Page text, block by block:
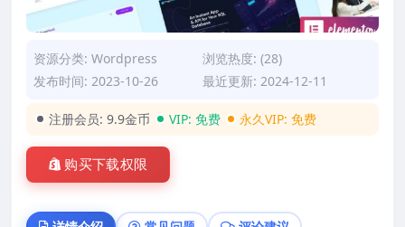
资源分类: Wordpress
浏览热度: (28)
发布时间: 2023-10-26
最近更新: 2024-12-11
注册会员: 9.9金币 VIP: 免费 永久VIP: 免费
购买下载权限